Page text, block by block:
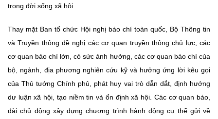
trong đời sống xã hội.
Thay mặt Ban tổ chức Hội nghị báo chí toàn quốc, Bộ Thông tin
và Truyền thông đề nghị các cơ quan truyền thông chủ lực, các
cơ quan báo chí lớn, có sức ảnh hưởng, các cơ quan báo chí của
bộ, ngành, địa phương nghiên cứu kỹ và hưởng ứng lời kêu gọi
của Thủ tướng Chính phủ, phát huy vai trò dẫn dắt, định hướng
dư luận xã hội, tạo niềm tin và ổn định xã hội. Các cơ quan báo,
đài chủ động xây dựng chương trình hành động cụ thể gửi về